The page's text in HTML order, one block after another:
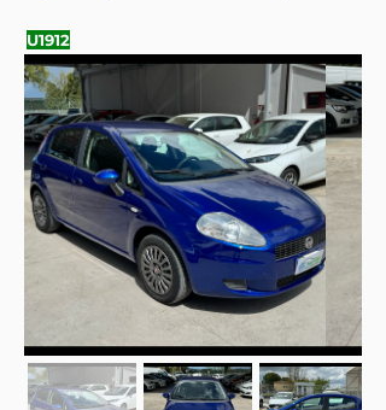
U1912